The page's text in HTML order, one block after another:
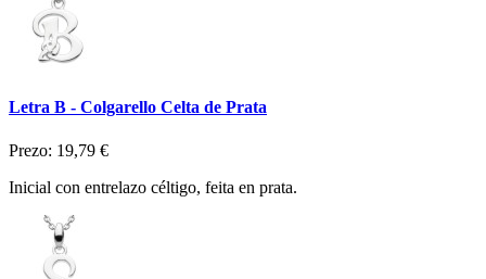
Letra B - Colgarello Celta de Prata
Prezo: 19,79 €
Inicial con entrelazo céltigo, feita en prata.